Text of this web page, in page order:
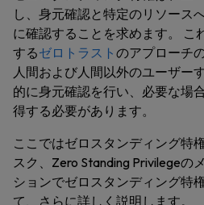
し、身元確認と特定のリソース
に確認することを求めます。 こ
するゼロトラスト のアプローチ
人間および人間以外のユーザー
的に身元確認を行い、必要な場
得する必要があります。
ここではゼロスタンディング特
スク、Zero Standing Privilegeの
ションでゼロスタンディング特
て、さらに詳しく説明します。